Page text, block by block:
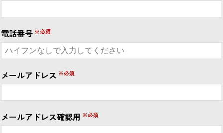
電話番号
メールアドレス
メールアドレス確認用